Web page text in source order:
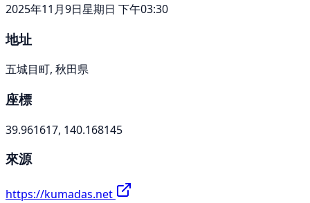
2025年11月9日星期日 下午03:30
地址
五城目町, 秋田県
座標
39.961617, 140.168145
來源
https://kumadas.net